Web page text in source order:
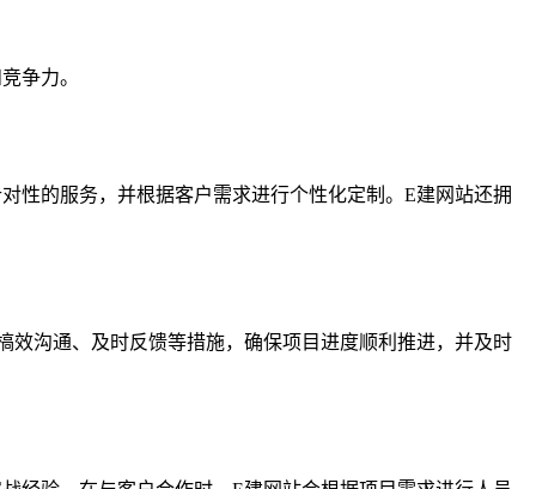
争力。
性的服务，并根据客户需求进行个性化定制。E建网站还拥
沟通、及时反馈等措施，确保项目进度顺利推进，并及时